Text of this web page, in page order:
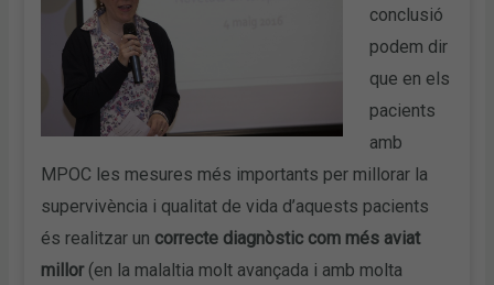
conclusió
podem dir
que en els
pacients
amb
MPOC les mesures més importants per millorar la
supervivència i qualitat de vida d’aquests pacients
és realitzar un correcte diagnòstic com més aviat
millor(en la malaltia molt avançada i amb molta